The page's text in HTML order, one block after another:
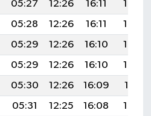
05:27 12:26 16:11
19:16
05:28 12:26 16:11
19:15
05:29 12:26 16:10
19:13
05:29 12:26 16:10
19:12
05:30 12:26 16:09
19:11
05:31 12:25 16:08
19:10